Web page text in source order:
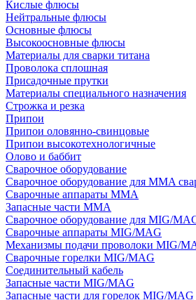
Кислые флюсы
Нейтральные флюсы
Основные флюсы
Высокоосновные флюсы
Материалы для сварки титана
Проволока сплошная
Присадочные прутки
Материалы специального назначения
Строжка и резка
Припои
Припои оловянно-свинцовые
Припои высокотехнологичные
Олово и баббит
Сварочное оборудование
Сварочное оборудование для MMA
Сварочные аппараты MMA
Запасные части MMA
Сварочное оборудование для MIG/
Сварочные аппараты MIG/MAG
Механизмы подачи проволоки MIG/
Сварочные горелки MIG/MAG
Соединительный кабель
Запасные части MIG/MAG
Запасные части для горелок MIG/MAG